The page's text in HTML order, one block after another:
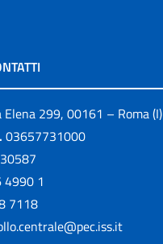
Elena 299, 00161 – Roma (I)
03657731000
4990 1
7118